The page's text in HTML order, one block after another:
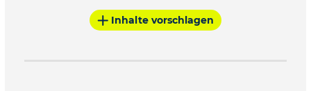
Inhalte vorschlagen